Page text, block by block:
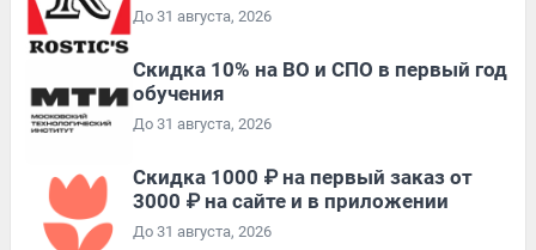
До 31 августа, 2026
Скидка 10% на ВО и СПО в первый год
обучения
До 31 августа, 2026
Скидка 1000 ₽ на первый заказ от
3000 ₽ на сайте и в приложении
До 31 августа, 2026